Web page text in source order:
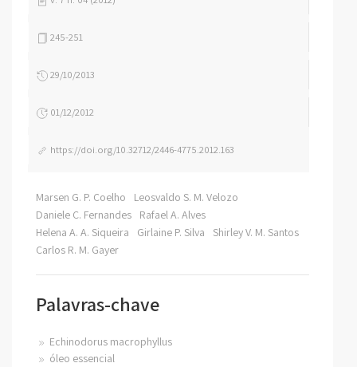
245-251
29/10/2013
01/12/2012
https://doi.org/10.32712/2446-4775.2012.163
Marsen G. P. Coelho
Leosvaldo S. M. Velozo
Daniele C. Fernandes
Rafael A. Alves
Helena A. A. Siqueira
Girlaine P. Silva
Shirley V. M. Santos
Carlos R. M. Gayer
Palavras-chave
Echinodorus macrophyllus
óleo essencial